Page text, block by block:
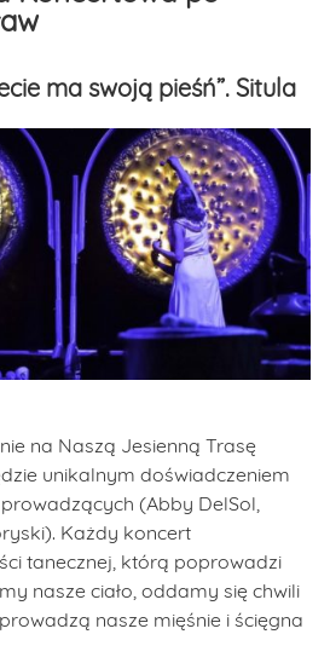
ma swoją pieśń”. Situla
na Naszą Jesienną Trasę
unikalnym doświadczeniem
(Abby DelSol,
Każdy koncert
tanecznej, którą poprowadzi
nasze ciało, oddamy się chwili
nasze mięśnie i ścięgna